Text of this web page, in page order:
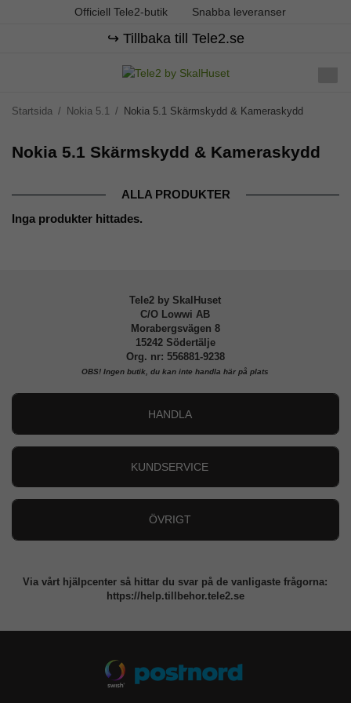
Officiell Tele2-butik Snabba leveranser
↪️ Tillbaka till Tele2.se
Startsida / Nokia 5.1 / Nokia 5.1 Skärmskydd & Kameraskydd
Nokia 5.1 Skärmskydd & Kameraskydd
ALLA PRODUKTER
Inga produkter hittades.
Tele2 by SkalHuset
C/O Lowwi AB
Morabergsvägen 8
15242 Södertälje
Org. nr: 556881-9238
OBS! Ingen butik, du kan inte handla här på plats
HANDLA
KUNDSERVICE
ÖVRIGT
Integritetspolicy
Via vårt hjälpcenter så hittar du svar på de vanligaste frågorna:
https://help.tillbehor.tele2.se